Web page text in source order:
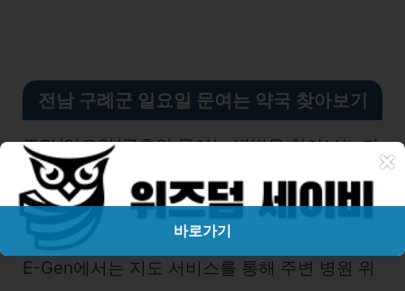
전남 구례군 일요일 문여는 약국 찾아보기
주말/일요일/공휴일 문여는 방법을 찾아보는 가
장 쉬운 방법은 응급의료포털 사이트에 접속 하
는 방법입니다.
E-Gen에서는 지도 서비스를 통해 주변 병원 위
×
바로가기